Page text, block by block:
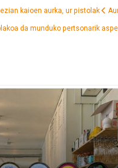
kaioen aurka, ur pistolak
da munduko pertsonarik